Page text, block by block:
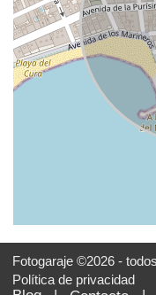
Fotogaraje ©2026 -
Política de privacidad